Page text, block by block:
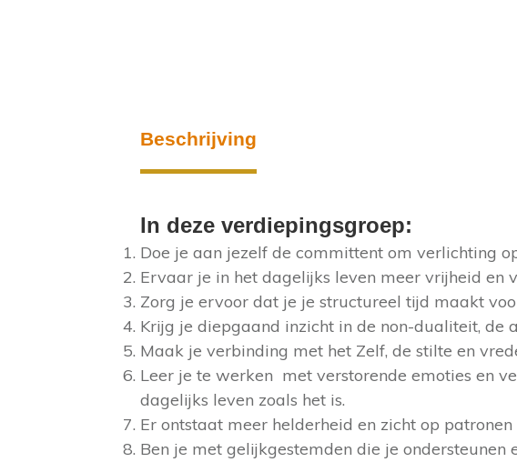
Beschrijving
In deze verdiepingsgroep:
Doe je aan jezelf de committent om verlichting
Ervaar je in het dagelijks leven meer vrijheid
Zorg je ervoor dat je je structureel tijd maakt
Krijg je diepgaand inzicht in de non-dualiteit, de
Maak je verbinding met het Zelf, de stilte en
Leer je te werken met verstorende emoties en
dagelijks leven zoals het is.
Er ontstaat meer helderheid en zicht op
Ben je met gelijkgestemden die je